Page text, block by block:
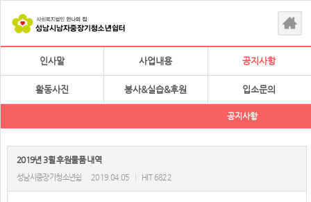
인사말 사업내용 공지사항
활동사진 봉사&실습&후원 입소문의
공지사항
2019년 3월 후원물품 내역
성남시중장기청소년쉼 2019.04.05 HIT 6822